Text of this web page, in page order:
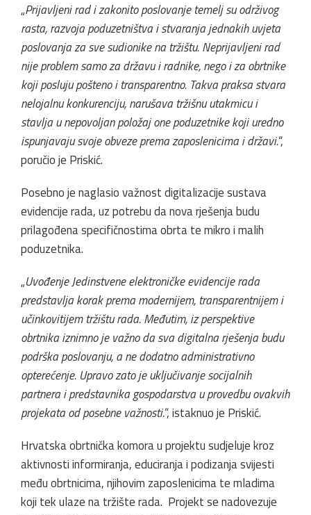
„Prijavljeni rad i zakonito poslovanje temelj su održivog
rasta, razvoja poduzetništva i stvaranja jednakih uvjeta
poslovanja za sve sudionike na tržištu. Neprijavljeni rad
nije problem samo za državu i radnike, nego i za obrtnike
koji posluju pošteno i transparentno. Takva praksa stvara
nelojalnu konkurenciju, narušava tržišnu utakmicu i
stavlja u nepovoljan položaj one poduzetnike koji uredno
ispunjavaju svoje obveze prema zaposlenicima i državi.“,
poručio je Priskić.
Posebno je naglasio važnost digitalizacije sustava
evidencije rada, uz potrebu da nova rješenja budu
prilagođena specifičnostima obrta te mikro i malih
poduzetnika.
„Uvođenje Jedinstvene elektroničke evidencije rada
predstavlja korak prema modernijem, transparentnijem i
učinkovitijem tržištu rada. Međutim, iz perspektive
obrtnika iznimno je važno da sva digitalna rješenja budu
podrška poslovanju, a ne dodatno administrativno
opterećenje. Upravo zato je uključivanje socijalnih
partnera i predstavnika gospodarstva u provedbu ovakvih
projekata od posebne važnosti.“, istaknuo je Priskić.
Hrvatska obrtnička komora u projektu sudjeluje kroz
aktivnosti informiranja, educiranja i podizanja svijesti
među obrtnicima, njihovim zaposlenicima te mladima
koji tek ulaze na tržište rada. Projekt se nadovezuje